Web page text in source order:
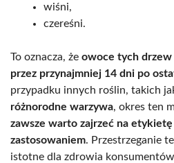
wiśni,
czereśni.
To oznacza, że owoce tych drzew
przez przynajmniej 14 dni po
przypadku innych roślin, takich
różnorodne warzywa, okres ten
zawsze warto zajrzeć na
zastosowaniem. Przestrzeganie
istotne dla zdrowia